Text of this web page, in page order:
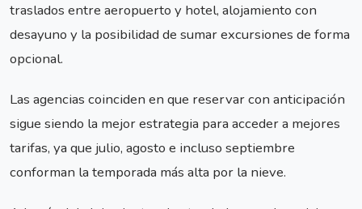
traslados entre aeropuerto y hotel, alojamiento con
desayuno y la posibilidad de sumar excursiones de forma
opcional.
Las agencias coinciden en que reservar con anticipación
sigue siendo la mejor estrategia para acceder a mejores
tarifas, ya que julio, agosto e incluso septiembre
conforman la temporada más alta por la nieve.